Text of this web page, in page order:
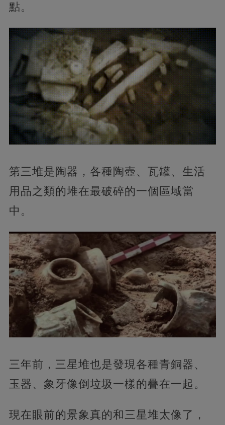
點。
第三堆是陶器，各種陶壺、瓦罐、生活
用品之類的堆在最破碎的一個區域當
中。
三年前，三星堆也是發現各種青銅器、
玉器、象牙像倒垃圾一樣的疊在一起。
現在眼前的景象真的和三星堆太像了，